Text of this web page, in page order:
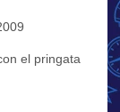
el pringata